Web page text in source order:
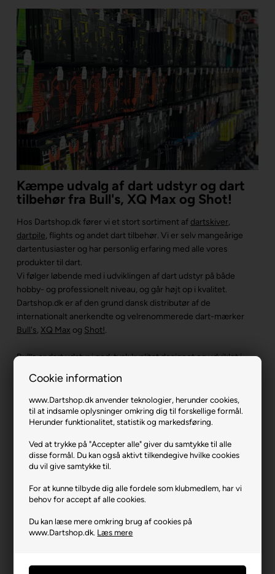
Cookie information
www.Dartshop.dk anvender teknologier, herunder cookies,
til at indsamle oplysninger omkring dig til forskellige formål.
Herunder funktionalitet, statistik og markedsføring.
Ved at trykke på "Accepter alle" giver du samtykke til alle
disse formål. Du kan også aktivt tilkendegive hvilke cookies
du vil give samtykke til.
For at kunne tilbyde dig alle fordele som klubmedlem, har vi
behov for accept af alle cookies.
Du kan læse mere omkring brug af cookies på
www.Dartshop.dk. Læs mere
Kæmpe udvalg af dart udstyr og dart
tilbehør fra Bull's, XQ Max og Shot!
Hos Dartshop.dk fører vi et stort sortiment af dartskiver,
dartpile, flights og andet dart tilbehør. Vi er selv mangeårige
dartentusiaster og har personlig erfaring med alle vores
produkter til dart.
Vi følger løbende med i udviklingen af dart udstyr på både
hobby- og professionelt niveau, og går højt op i kvalitet.
Dartshop.dk er af den grund dansk distributør af de
internationalt anerkendte og velrenommerede dart-mærker
Bull's, XQ Max og Shot!.
Bull’s er dart udstyr i god, tysk kvalitet designet og udviklet i
eksisteret siden 1992. SHOT! har en lidt længere historie og
blev grundlagt i New Zealand i 1970’erne af den passionerede
dartentusiast John McCormick. XQ Max er med opstart i 2007
et af de yngste varemærker inden for dart udstyr og står bl.a.
med dartstjernen Michael van Gerwens logo. Bull's, XQ Max og
Shot! er alle kendetegnet ved dart udstyr i høj kvalitet til lave